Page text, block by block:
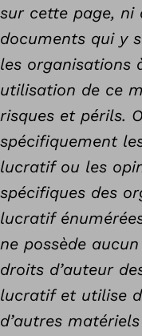
sur cette page, ni
documents qui y
les organisations
utilisation de ce
risques et périls.
spécifiquement
lucratif ou les
spécifiques des
lucratif
ne possède
droits d’auteur
lucratif et utilise
d’autres